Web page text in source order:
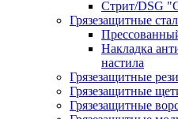
Стрит/DSG
Грязезащитные
Накладка
настила
Грязезащитные
Грязезащитные
Грязезащитные